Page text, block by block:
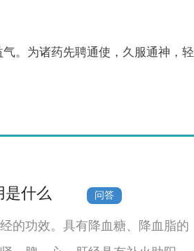
。为诸药先聘通使，久服通神，轻
是什么 问答
的功效。具有降血糖、降血脂的